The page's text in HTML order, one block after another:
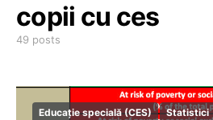
copii cu ces
49 posts
Educație specială (CES) Statistici